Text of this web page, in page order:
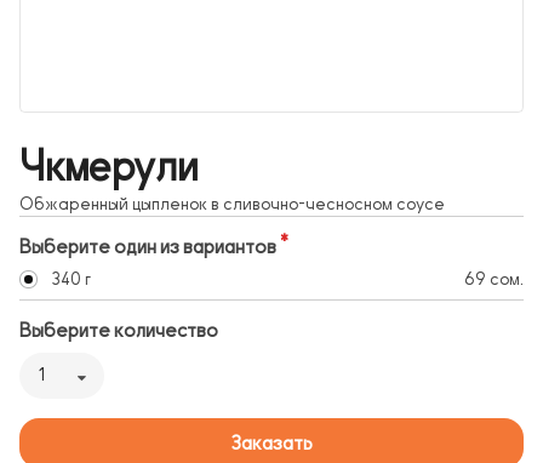
Чкмерули
Обжаренный цыпленок в сливочно-чесносном соусе
Выберите один из вариантов
340 г 69 сом.
Выберите количество
1
Заказать